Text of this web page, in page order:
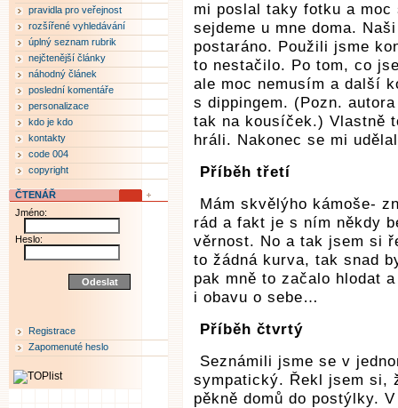
mi poslal taky fotku a
sejdeme u mne doma.
postaráno. Použili jsme
to nestačilo. Po tom, co
ale moc nemusím a další
s dippingem. (Pozn.
tak na kousíček.) Vlastně
hráli. Nakonec se mi
Příběh třetí
Mám skvělýho kámoše-
rád a fakt je s ním někdy
věrnost. No a tak jsem si
to žádná kurva, tak snad
pak mně to začalo hlodat
i obavu o sebe…
Příběh čtvrtý
Seznámili jsme se v
sympatický. Řekl jsem si,
pěkně domů do postýlky.
pravidla pro veřejnost
rozšířené vyhledávání
úplný seznam rubrik
nejčtenější články
náhodný článek
poslední komentáře
personalizace
kdo je kdo
kontakty
code 004
copyright
ČTENÁŘ
Jméno:
Heslo:
Registrace
Zapomenuté heslo